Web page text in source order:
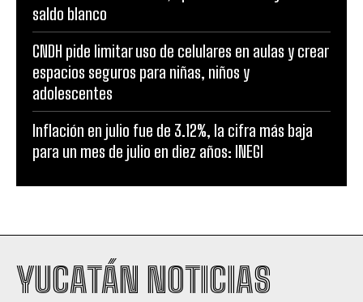
saldo blanco
CNDH pide limitar uso de celulares en aulas y crear
espacios seguros para niñas, niños y
adolescentes
Inflación en julio fue de 3.12%, la cifra más baja
para un mes de julio en diez años: INEGI
YUCATÁN NOTICIAS